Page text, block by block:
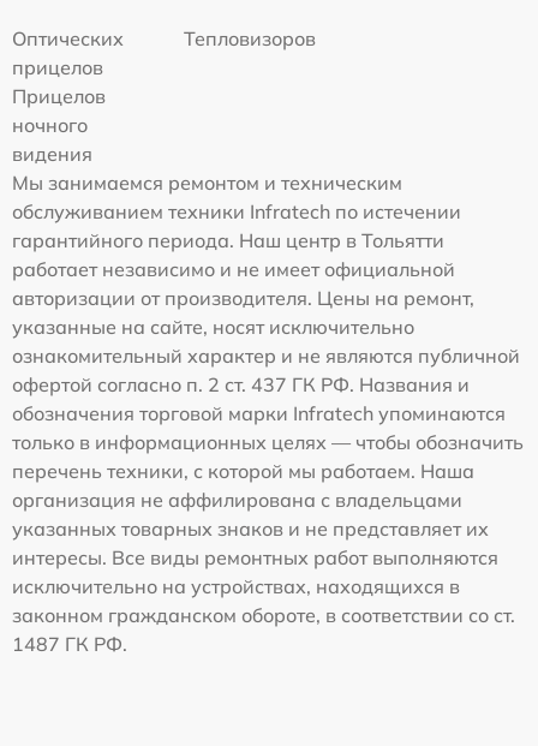
Оптических
прицелов
Тепловизоров
Прицелов
ночного
видения
Мы занимаемся ремонтом и техническим
обслуживанием техники Infratech по истечении
гарантийного периода. Наш центр в Тольятти
работает независимо и не имеет официальной
авторизации от производителя. Цены на ремонт,
указанные на сайте, носят исключительно
ознакомительный характер и не являются публичной
офертой согласно п. 2 ст. 437 ГК РФ. Названия и
обозначения торговой марки Infratech упоминаются
только в информационных целях — чтобы обозначить
перечень техники, с которой мы работаем. Наша
организация не аффилирована с владельцами
указанных товарных знаков и не представляет их
интересы. Все виды ремонтных работ выполняются
исключительно на устройствах, находящихся в
законном гражданском обороте, в соответствии со ст.
1487 ГК РФ.